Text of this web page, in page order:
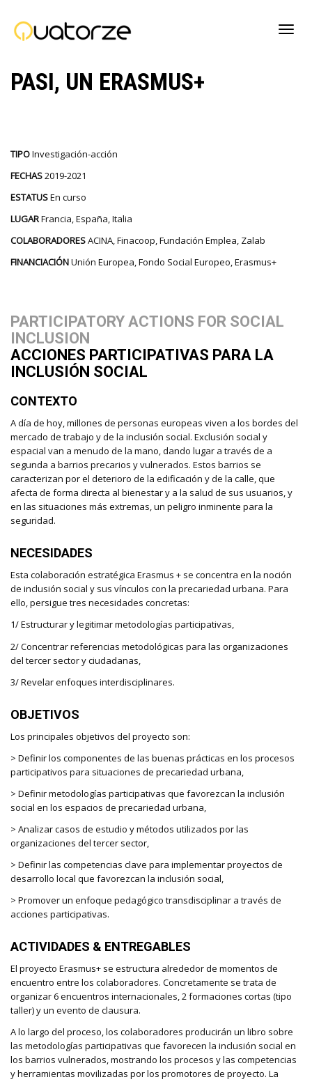
PASI, UN ERASMUS+
TIPOInvestigación-acción
FECHAS2019-2021
ESTATUSEn curso
LUGARFrancia, España, Italia
COLABORADORESACINA, Finacoop, Fundación Emplea, Zalab
FINANCIACIÓNUnión Europea, Fondo Social Europeo, Erasmus+
PARTICIPATORY ACTIONS FOR SOCIAL
INCLUSION
ACCIONES PARTICIPATIVAS PARA LA
INCLUSIÓN SOCIAL
CONTEXTO
A día de hoy, millones de personas europeas viven a los bordes del
mercado de trabajo y de la inclusión social. Exclusión social y
espacial van a menudo de la mano, dando lugar a través de a
segunda a barrios precarios y vulnerados. Estos barrios se
caracterizan por el deterioro de la edificación y de la calle, que
afecta de forma directa al bienestar y a la salud de sus usuarios, y
en las situaciones más extremas, un peligro inminente para la
seguridad.
NECESIDADES
Esta colaboración estratégica Erasmus + se concentra en la noción
de inclusión social y sus vínculos con la precariedad urbana. Para
ello, persigue tres necesidades concretas:
1/ Estructurar y legitimar metodologías participativas,
2/ Concentrar referencias metodológicas para las organizaciones
del tercer sector y ciudadanas,
3/ Revelar enfoques interdisciplinares.
OBJETIVOS
Los principales objetivos del proyecto son:
> Definir los componentes de las buenas prácticas en los procesos
participativos para situaciones de precariedad urbana,
> Definir metodologías participativas que favorezcan la inclusión
social en los espacios de precariedad urbana,
> Analizar casos de estudio y métodos utilizados por las
organizaciones del tercer sector,
> Definir las competencias clave para implementar proyectos de
desarrollo local que favorezcan la inclusión social,
> Promover un enfoque pedagógico transdisciplinar a través de
acciones participativas.
ACTIVIDADES & ENTREGABLES
El proyecto Erasmus+ se estructura alrededor de momentos de
encuentro entre los colaboradores. Concretamente se trata de
organizar 6 encuentros internacionales, 2 formaciones cortas (tipo
taller) y un evento de clausura.
A lo largo del proceso, los colaboradores producirán un libro sobre
las metodologías participativas que favorecen la inclusión social en
los barrios vulnerados, mostrando los procesos y las competencias
y herramientas movilizadas por los promotores de proyecto. La